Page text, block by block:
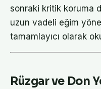
sonraki kritik koruma
uzun vadeli eğim
tamamlayıcı olarak
Rüzgar ve Don